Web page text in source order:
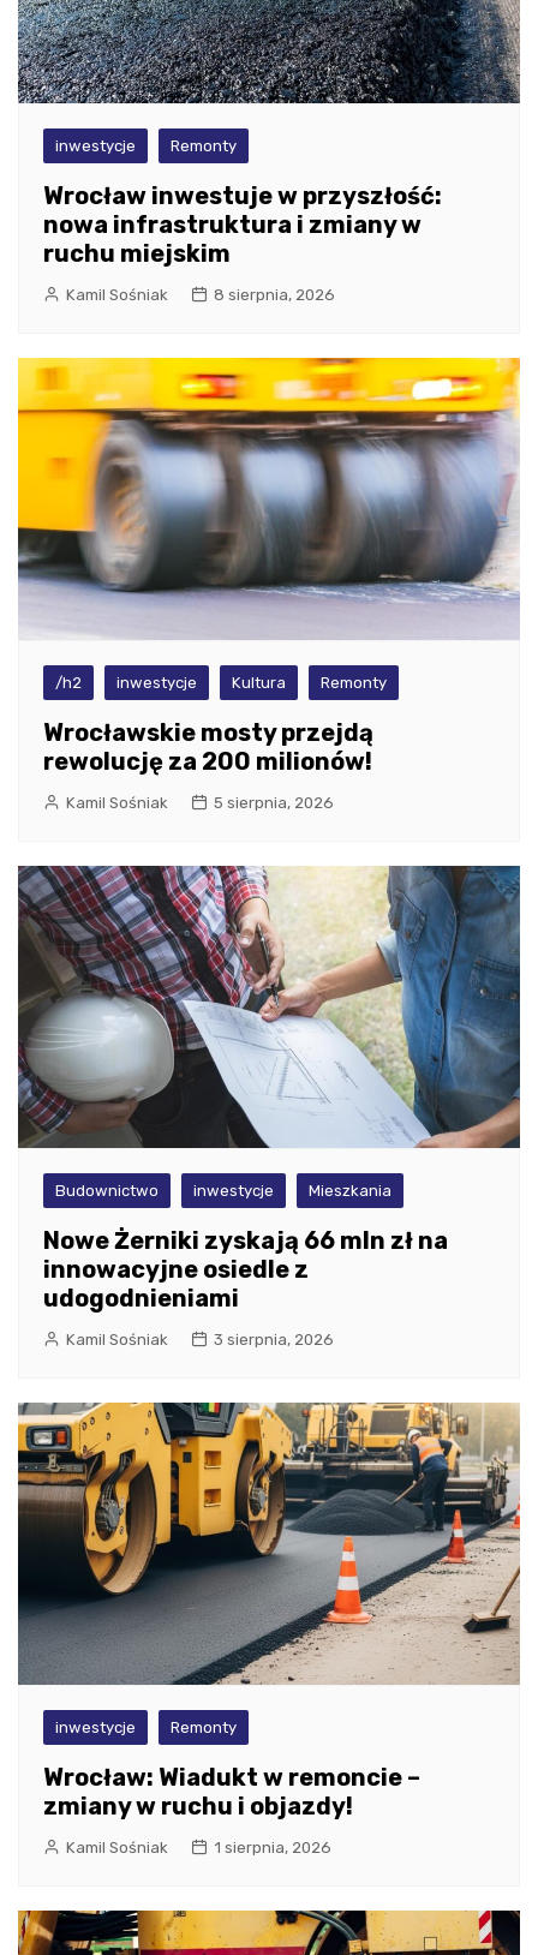
inwestycje Remonty
Wrocław inwestuje w przyszłość:
nowa infrastruktura i zmiany w
ruchu miejskim
Kamil Sośniak 8 sierpnia, 2026
/h2 inwestycje Kultura Remonty
Wrocławskie mosty przejdą
rewolucję za 200 milionów!
Kamil Sośniak 5 sierpnia, 2026
Budownictwo inwestycje Mieszkania
Nowe Żerniki zyskają 66 mln zł na
innowacyjne osiedle z
udogodnieniami
Kamil Sośniak 3 sierpnia, 2026
inwestycje Remonty
Wrocław: Wiadukt w remoncie –
zmiany w ruchu i objazdy!
Kamil Sośniak 1 sierpnia, 2026